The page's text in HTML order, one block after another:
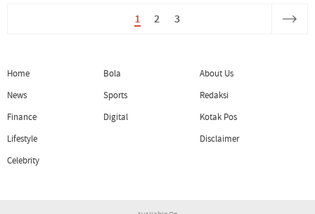
1 2 3
Home
News
Finance
Lifestyle
Celebrity
Bola
Sports
Digital
About Us
Redaksi
Kotak Pos
Disclaimer